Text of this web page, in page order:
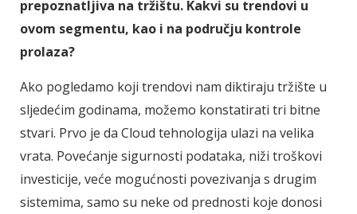
prepoznatljiva na tržištu. Kakvi su trendovi u
ovom segmentu, kao i na području kontrole
prolaza?
Ako pogledamo koji trendovi nam diktiraju tržište u
sljedećim godinama, možemo konstatirati tri bitne
stvari. Prvo je da Cloud tehnologija ulazi na velika
vrata. Povećanje sigurnosti podataka, niži troškovi
investicije, veće mogućnosti povezivanja s drugim
sistemima, samo su neke od prednosti koje donosi